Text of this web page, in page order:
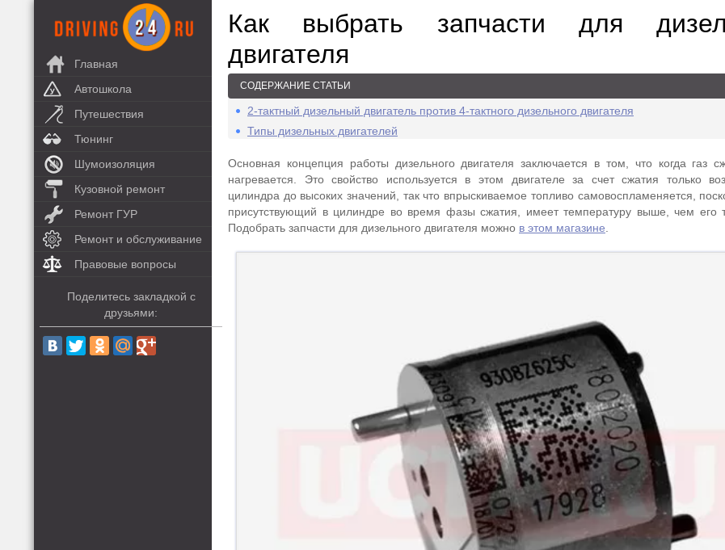
Главная
Автошкола
Путешествия
Тюнинг
Шумоизоляция
Кузовной ремонт
Ремонт ГУР
Ремонт и обслуживание
Правовые вопросы
Поделитесь закладкой с
друзьями:
Как выбрать запчасти для
двигателя
СОДЕРЖАНИЕ СТАТЬИ
2-тактный дизельный двигатель против 4-тактного дизельного двигателя
Типы дизельных двигателей
Основная концепция работы дизельного двигателя заключается в том, что когда газ
нагревается. Это свойство используется в этом двигателе за счет сжатия только
цилиндра до высоких значений, так что впрыскиваемое топливо самовоспламеняется,
присутствующий в цилиндре во время фазы сжатия, имеет температуру выше, чем его
Подобрать запчасти для дизельного двигателя можно в этом магазине